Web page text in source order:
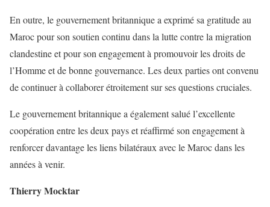
En outre, le gouvernement britannique a exprimé sa gratitude au
Maroc pour son soutien continu dans la lutte contre la migration
clandestine et pour son engagement à promouvoir les droits de
l’Homme et de bonne gouvernance. Les deux parties ont convenu
de continuer à collaborer étroitement sur ses questions cruciales.
Le gouvernement britannique a également salué l’excellente
coopération entre les deux pays et réaffirmé son engagement à
renforcer davantage les liens bilatéraux avec le Maroc dans les
années à venir.
Thierry Mocktar